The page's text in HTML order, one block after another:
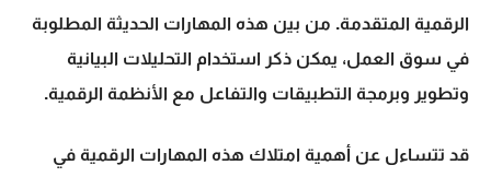
الرقمية المتقدمة. من بين هذه المهارات الحديثة المطلوبة
في سوق العمل، يمكن ذكر استخدام التحليلات البيانية
وتطوير وبرمجة التطبيقات والتفاعل مع الأنظمة الرقمية.
قد تتساءل عن أهمية امتلاك هذه المهارات الرقمية في